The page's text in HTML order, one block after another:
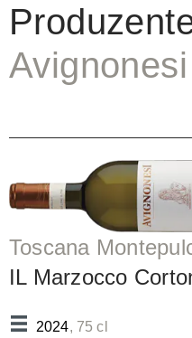
Avignonesi
Toscana
IL Marzocco
2024, 75 cl